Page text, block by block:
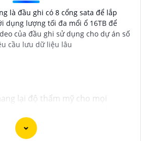
là đầu ghi có 8 cổng sata để lắp
dụng lượng tối đa mổi ổ 16TB để
của đầu ghi sử dụng cho dự án số
cầu lưu dữ liệu lâu
lại độ thẩm mỹ cho mọi
Eyeball còn giúp bạn nhận dạng
tiết cũng như hoạt động tại khu